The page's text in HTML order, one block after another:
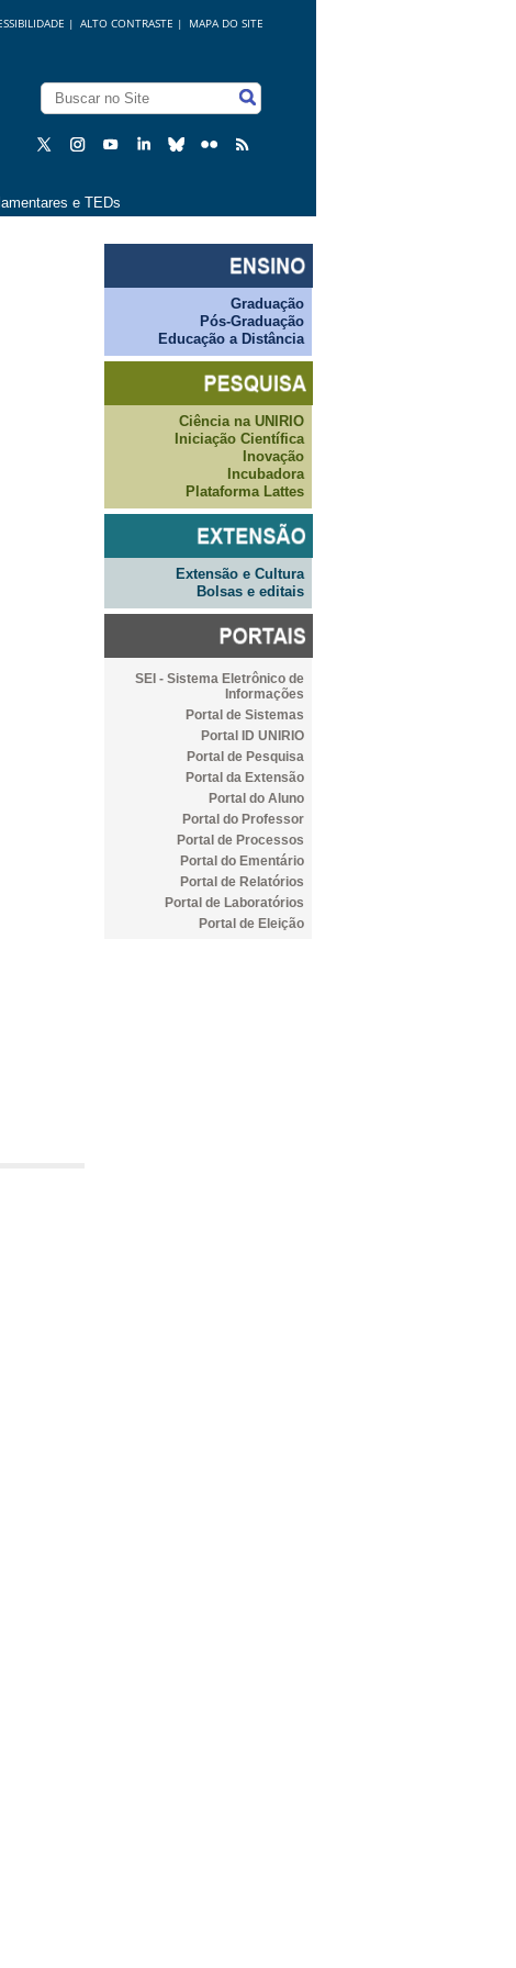
MAPA DO SITE
ALTO CONTRASTE |
|
e TEDs
Graduação
Pós-Graduação
Educação a Distância
Ciência na UNIRIO
Iniciação Científica
Inovação
Incubadora
Plataforma Lattes
Extensão e Cultura
Bolsas e editais
SEI - Sistema Eletrônico de
Informações
Portal de Sistemas
Portal ID UNIRIO
Portal de Pesquisa
Portal da Extensão
Portal do Aluno
Portal do Professor
Portal de Processos
Portal do Ementário
Portal de Relatórios
Portal de Laboratórios
Portal de Eleição